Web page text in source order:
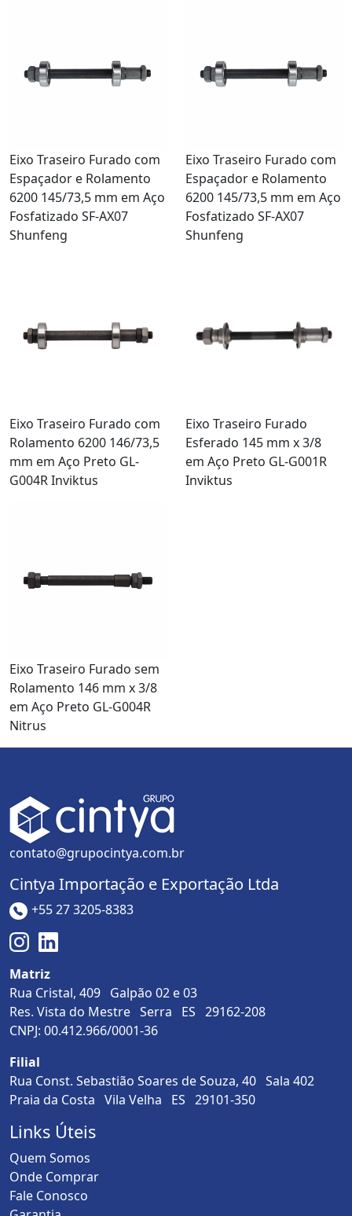
Eixo Traseiro Furado com
Espaçador e Rolamento
6200 145/73,5 mm em Aço
Fosfatizado SF-AX07
Shunfeng
Eixo Traseiro Furado com
Espaçador e Rolamento
6200 145/73,5 mm em Aço
Fosfatizado SF-AX07
Shunfeng
Eixo Traseiro Furado com
Rolamento 6200 146/73,5
mm em Aço Preto GL-
G004R Inviktus
Eixo Traseiro Furado
Esferado 145 mm x 3/8
em Aço Preto GL-G001R
Inviktus
Eixo Traseiro Furado sem
Rolamento 146 mm x 3/8
em Aço Preto GL-G004R
Nitrus
contato@grupocintya.com.br
Cintya Importação e Exportação Ltda
+55 27 3205-8383
Matriz
Rua Cristal, 409 Galpão 02 e 03
Res. Vista do Mestre Serra ES 29162-208
CNPJ: 00.412.966/0001-36
Filial
Rua Const. Sebastião Soares de Souza, 40 Sala 402
Praia da Costa Vila Velha ES 29101-350
Links Úteis
Quem Somos
Onde Comprar
Fale Conosco